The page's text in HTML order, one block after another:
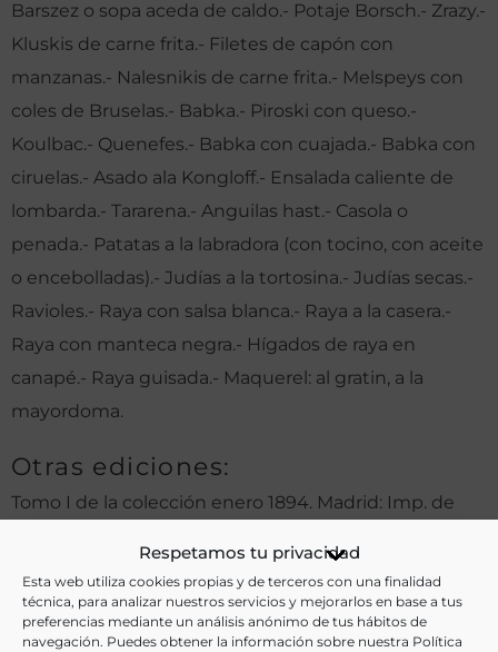
Respetamos tu privacidad
Esta web utiliza cookies propias y de terceros con una finalidad
técnica, para analizar nuestros servicios y mejorarlos en base a tus
preferencias mediante un análisis anónimo de tus hábitos de
navegación. Puedes obtener la información sobre nuestra Política
Barszez o sopa aceda de caldo.- Potaje Borsch.- Zrazy.-
Kluskis de carne frita.- Filetes de capón con
manzanas.- Nalesnikis de carne frita.- Melspeys con
coles de Bruselas.- Babka.- Piroski con queso.-
Koulbac.- Quenefes.- Babka con cuajada.- Babka con
ciruelas.- Asado ala Kongloff.- Ensalada caliente de
lombarda.- Tararena.- Anguilas hast.- Casola o
penada.- Patatas a la labradora (con tocino, con aceite
o encebolladas).- Judías a la tortosina.- Judías secas.-
Ravioles.- Raya con salsa blanca.- Raya a la casera.-
Raya con manteca negra.- Hígados de raya en
canapé.- Raya guisada.- Maquerel: al gratin, a la
mayordoma.
Otras ediciones:
Tomo I de la colección enero 1894. Madrid: Imp. de
Notas: